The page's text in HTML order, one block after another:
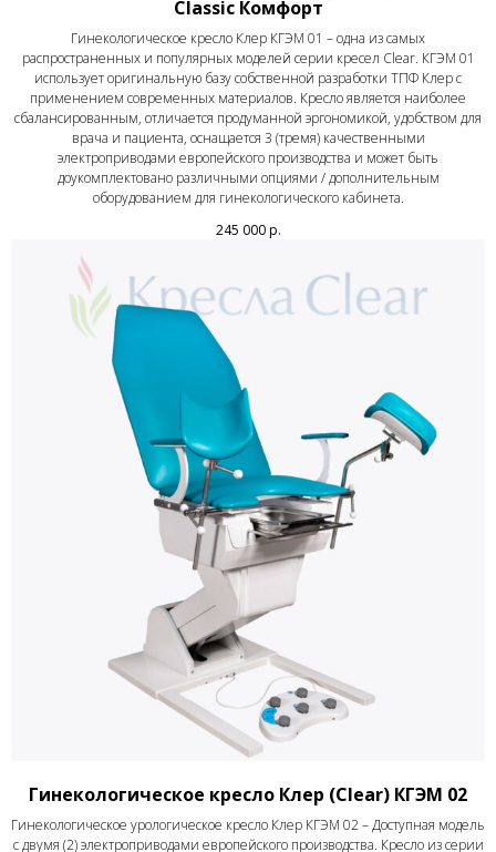
Classic Комфорт
Гинекологическое кресло Клер КГЭМ 01 – одна из самых
распространенных и популярных моделей серии кресел Clear. КГЭМ 01
использует оригинальную базу собственной разработки ТПФ Клер с
применением современных материалов. Кресло является наиболее
сбалансированным, отличается продуманной эргономикой, удобством для
врача и пациента, оснащается 3 (тремя) качественными
электроприводами европейского производства и может быть
доукомплектовано различными опциями / дополнительным
оборудованием для гинекологического кабинета.
245 000 р.
Гинекологическое кресло Клер (Clear) КГЭМ 02
Гинекологическое урологическое кресло Клер КГЭМ 02 – Доступная модель
с двумя (2) электроприводами европейского производства. Кресло из серии